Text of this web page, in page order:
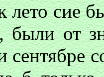
сие
были от
сентябре